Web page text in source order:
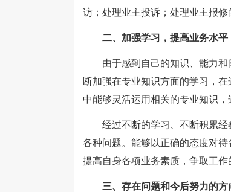
访；处理业主投诉；处理业主报修
二、加强学习，提高业务水平
由于感到自己的知识、能力和
断加强在专业知识方面的学习，
中能够灵活运用相关的专业知识
经过不断的学习、不断积累经
各种问题。能够以正确的态度对
提高自身各项业务素质，争取工作
三、存在问题和今后努力的方